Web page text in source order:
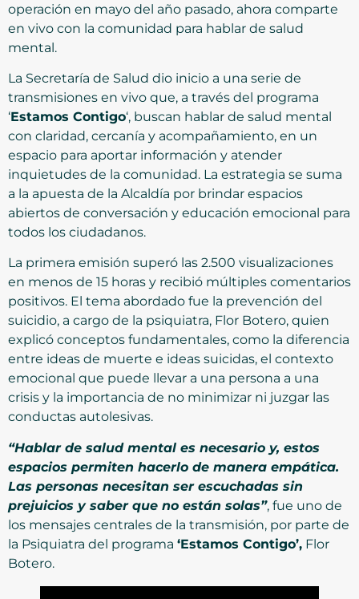
operación en mayo del año pasado, ahora comparte
en vivo con la comunidad para hablar de salud
mental.
La Secretaría de Salud dio inicio a una serie de
transmisiones en vivo que, a través del programa
‘Estamos Contigo‘, buscan hablar de salud mental
con claridad, cercanía y acompañamiento, en un
espacio para aportar información y atender
inquietudes de la comunidad. La estrategia se suma
a la apuesta de la Alcaldía por brindar espacios
abiertos de conversación y educación emocional para
todos los ciudadanos.
La primera emisión superó las 2.500 visualizaciones
en menos de 15 horas y recibió múltiples comentarios
positivos. El tema abordado fue la prevención del
suicidio, a cargo de la psiquiatra, Flor Botero, quien
explicó conceptos fundamentales, como la diferencia
entre ideas de muerte e ideas suicidas, el contexto
emocional que puede llevar a una persona a una
crisis y la importancia de no minimizar ni juzgar las
conductas autolesivas.
“Hablar de salud mental es necesario y, estos
espacios permiten hacerlo de manera empática.
Las personas necesitan ser escuchadas sin
prejuicios y saber que no están solas”, fue uno de
los mensajes centrales de la transmisión, por parte de
la Psiquiatra del programa ‘Estamos Contigo’, Flor
Botero.